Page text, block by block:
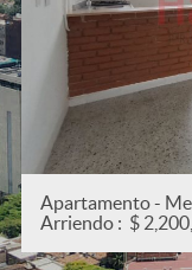
Apartamento -
Arriendo : $